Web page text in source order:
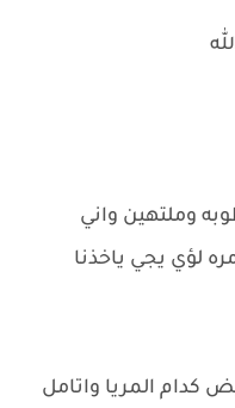
وملتهين واني
لؤي يجي ياخذنا
كدام المريا واتامل